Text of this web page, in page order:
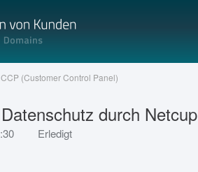
CCP (Customer Control Panel)
durch Netcup
Erledigt